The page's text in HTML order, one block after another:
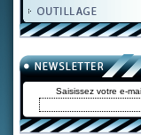
Saisissez votre e-